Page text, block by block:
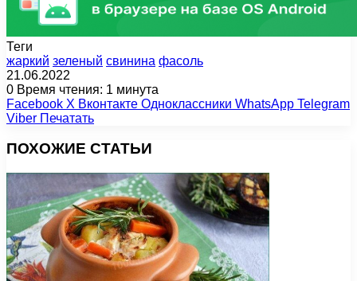
Теги
жаркий зеленый свинина фасоль
21.06.2022
0 Время чтения: 1 минута
Facebook X Вконтакте Одноклассники WhatsApp Telegram
Viber Печатать
ПОХОЖИЕ СТАТЬИ